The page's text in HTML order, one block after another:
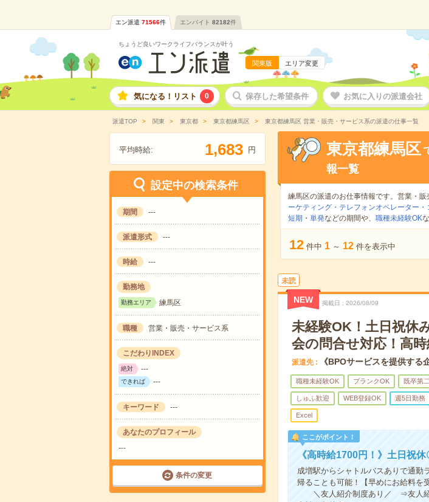
エン派遣 71566件 エンバイト 82182件
ちょうど良いワークライフバランスが叶う
関東版 エリア変更
気になる！リスト 0 保存した希望条件 お気に入りの派遣会社
派遣TOP 関東 東京都 東京都練馬区 東京都練馬区 営業・販売・サービス系の派遣の仕事一覧
平均時給: 1,683 円
設定中の検索条件
期間 ---
派遣形式 ---
時給 ---
勤務地
勤務エリア 練馬区
職種 営業・販売・サービス系
こだわりINDEX
絶対 ---
できれば ---
キーワード ---
あなたのプロフィール
---
条件の変更
東京都練馬区
報一覧
練馬区の派遣のお仕事情報です。営業・販
ーケティング・テレフォンオペレーター・
短期 ・ 単発などの期間や、 職種未経験OK
12 件中 1 ～ 12 件を表示中
未読
NEW 掲載日 2026/08/09
未経験OK！土日祝休
会の問合せ対応！高時
派遣先 《BPOサービスを提供する
職種未経験OK ブランクOK 既卒第
しゅふ歓迎 WEB登録OK 週5日勤務
Excel
ここがポイント！
《高時給1700円！》土日祝
成増駅からシャトルバスありで通勤
帰ることも可能！【早めにお給料を
＼友人紹介制度あり／ ⇒友人紹